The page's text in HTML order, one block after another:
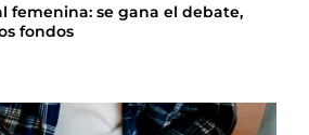
femenina: se gana el debate,
fondos